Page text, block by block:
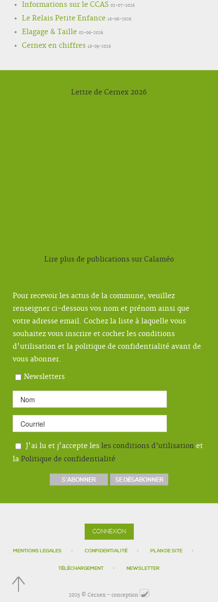
Informations sur le CCAS 02-07-2026
Le Relais Petite Enfance 16-06-2026
Elagage & Taille 02-06-2026
Cernex en chiffres 16-05-2026
Lettre de Cernex 2026
Lire plus de publications sur Calaméo
Pour recevoir les actus de la commune, veuillez
renseigner ci-dessous vos nom et prénom ainsi que
votre adresse email. Cochez la liste à laquelle vous
souhaitez vous inscrire et cocher les conditions
d'utilisation et la politique de confidentialité avant de
vous abonner.
Newsletters
J'ai lu et j'accepte les les conditions d’utilisation et
la Politique de confidentialité
CONNEXION
MENTIONS LEGALES CONFIDENTIALITÉ PLAN DE SITE
TÉLÉCHARGEMENT NEWSLETTER
2025 © Cernex - conception